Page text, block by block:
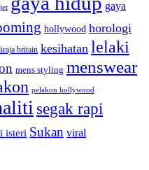
gaya
hollywood horologi
britain kesihatan lelaki
mens styling menswear
pelakon hollywood
segak rapi
isteri Sukan viral